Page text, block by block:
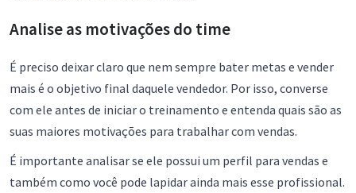
Analise as motivações do time
É preciso deixar claro que nem sempre bater metas e vender
mais é o objetivo final daquele vendedor. Por isso, converse
com ele antes de iniciar o treinamento e entenda quais são as
suas maiores motivações para trabalhar com vendas.
É importante analisar se ele possui um perfil para vendas e
também como você pode lapidar ainda mais esse profissional.